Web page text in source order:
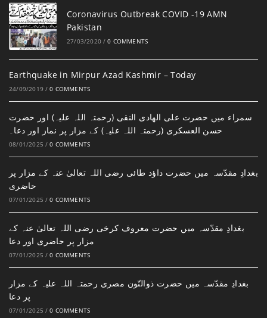
Coronavirus Outbreak COVID -19 AMN
Pakistan
27/03/2020 / 0 COMMENTS
Earthquake in Mirpur Azad Kashmir – Today
24/09/2019 / 0 COMMENTS
سمراء میں حضرت علی الھادی النقی (رحمتہ اللہ علیہ) اور حضرت
حسن العسکری (رحمتہ اللہ علیہ) کے مزار پر نماز اور دعا۔
08/01/2025 / 0 COMMENTS
بغدادِ مقدّسہ میں حضرت داؤد طائی رضی اللہ تعالیٰ عنہ کے مزار پر
حاضری
07/01/2025 / 0 COMMENTS
بغدادِ مقدّسہ میں حضرت معروف کرخی رضی اللہ تعالیٰ عنہ کے
مزار پر حاضری اور دعا
07/01/2025 / 0 COMMENTS
بغدادِ مقدّسہ میں حضرت ذوالنّون مصری رحمتہ اللہ علیہ کے مزار
پر دعا
07/01/2025 / 0 COMMENTS